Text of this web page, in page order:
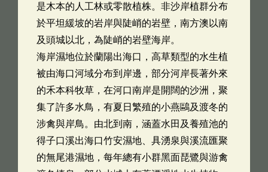
是木本的人工林或零散植株。非沙岸植群分布
於平坦緩坡的岩岸與陡峭的岩壁，南方澳以南
及頭城以北，為陡峭的岩壁海岸。
海岸濕地位於蘭陽出海口，高草類型的水生植
被由海口河域分布到岸邊，部分河岸長著外來
的禾本科牧草，在河口南岸是開闊的沙洲，聚
集了許多水鳥，有夏日繁殖的小燕鷗及渡冬的
涉禽與岸鳥。由北到南，涵蓋水田及養殖池的
得子口溪出海口竹安濕地、具湧泉與溪流匯聚
的無尾港濕地，每年總有小群黑面琵鷺與游禽